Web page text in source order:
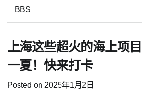
BBS
上海这些超火的海上项
一夏！快来打卡
Posted on 2025年1月2日